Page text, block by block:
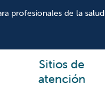
profesionales de la salud
Sitios de
atención